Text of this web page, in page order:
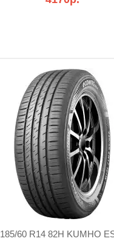
185/60 R14 82H KUMHO